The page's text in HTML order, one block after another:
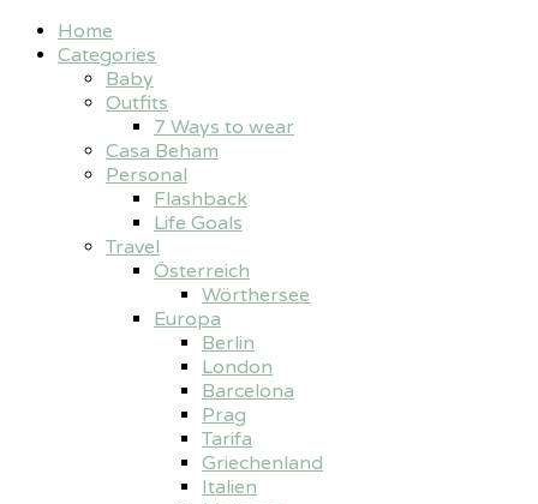
Home
Categories
Baby
Outfits
7 Ways to wear
Casa Beham
Personal
Flashback
Life Goals
Travel
Österreich
Wörthersee
Europa
Berlin
London
Barcelona
Prag
Tarifa
Griechenland
Italien